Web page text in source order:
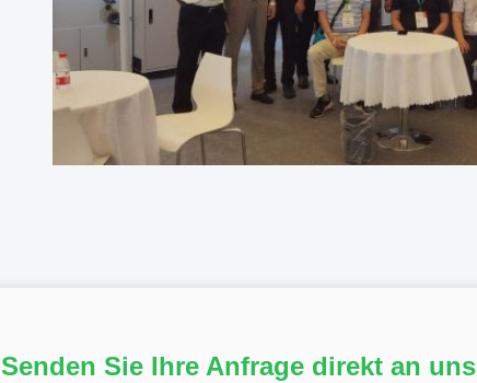
Senden Sie Ihre Anfrage direkt an uns